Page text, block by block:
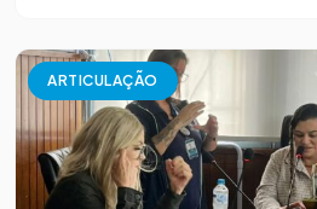
ARTICULAÇÃO